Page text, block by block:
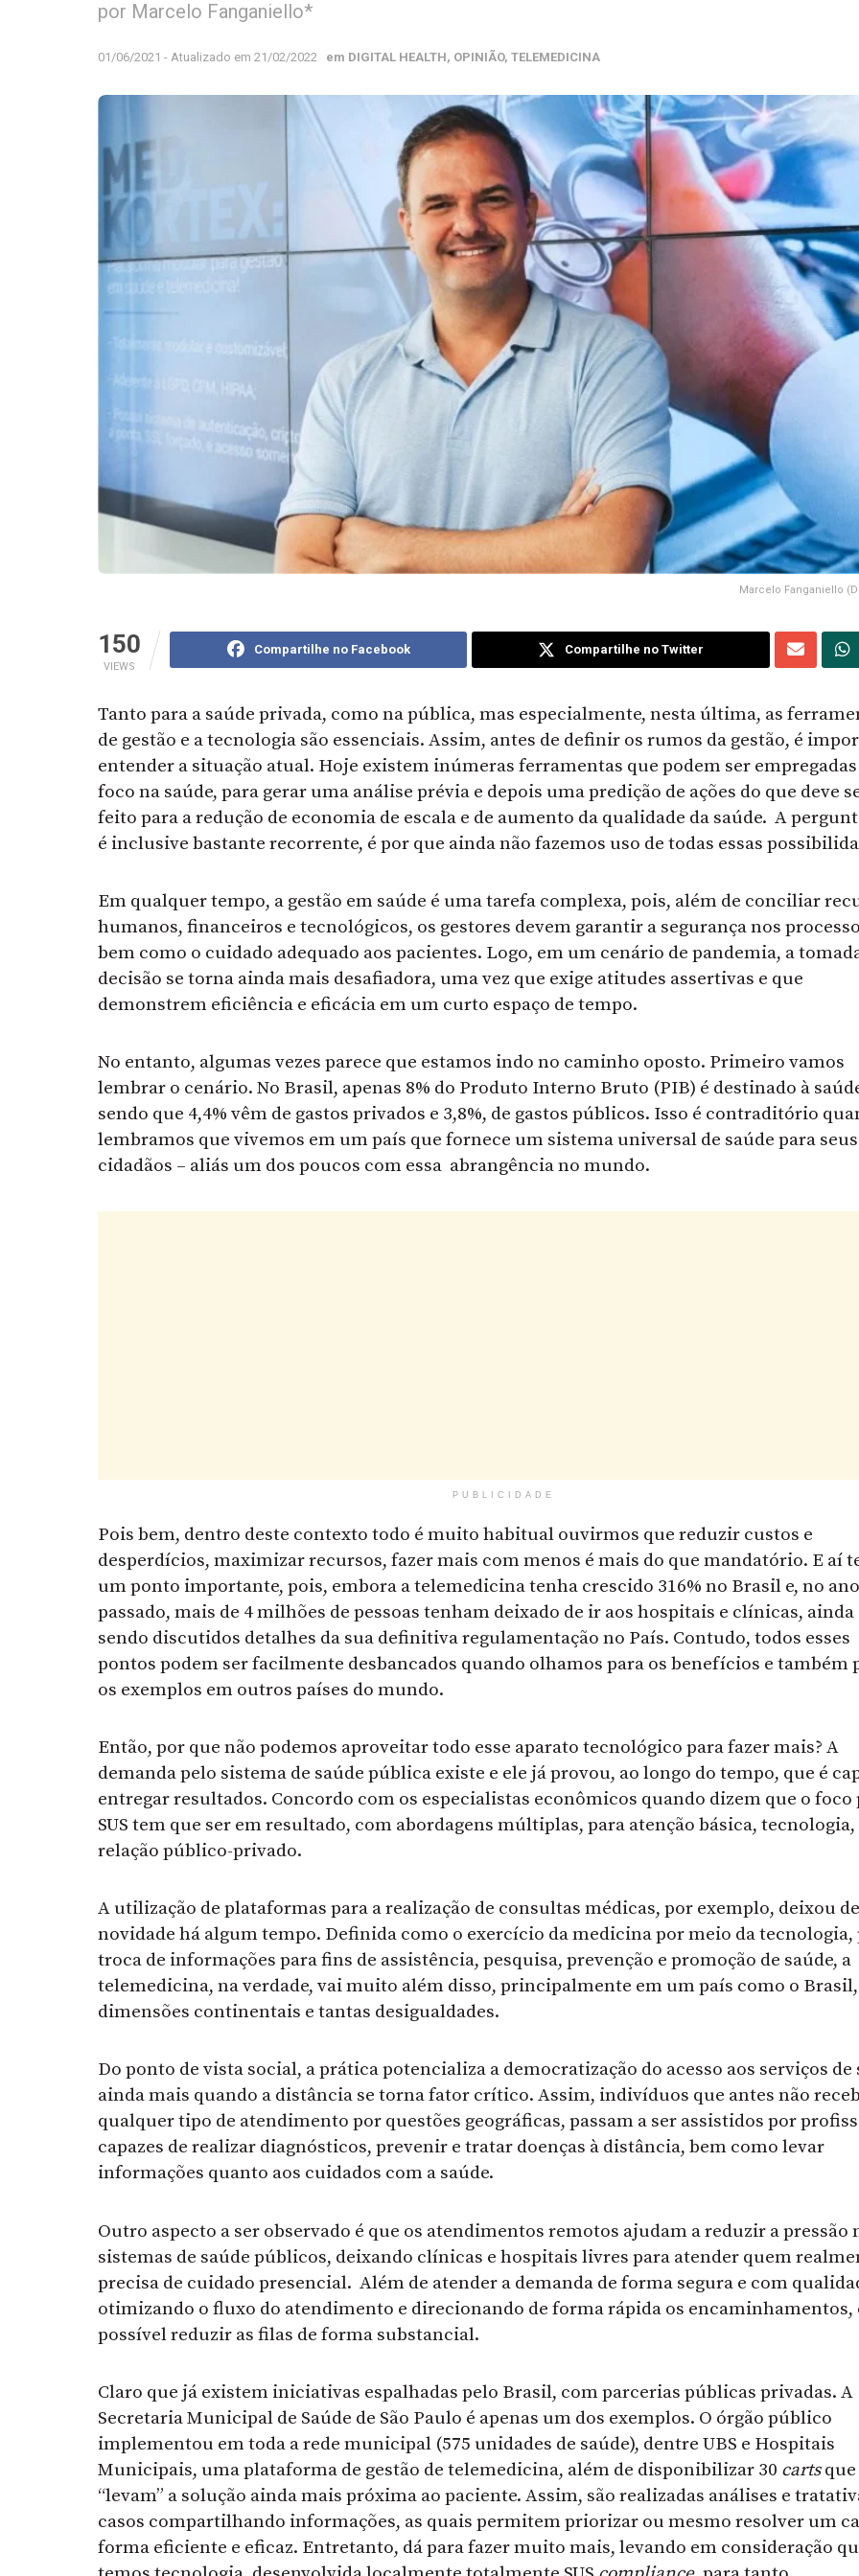
por Marcelo Fanganiello*
01/06/2021 - Atualizado em 21/02/2022 em DIGITAL HEALTH, OPINIÃO, TELEMEDICINA
Marcelo Fanganiello
150
VIEWS
Compartilhe no Facebook Compartilhe no Twitter
Tanto para a saúde privada, como na pública, mas especialmente, nesta última, as
de gestão e a tecnologia são essenciais. Assim, antes de definir os rumos da gestão, é
entender a situação atual. Hoje existem inúmeras ferramentas que podem ser
foco na saúde, para gerar uma análise prévia e depois uma predição de ações do que deve
feito para a redução de economia de escala e de aumento da qualidade da saúde. A
é inclusive bastante recorrente, é por que ainda não fazemos uso de todas essas
Em qualquer tempo, a gestão em saúde é uma tarefa complexa, pois, além de conciliar
humanos, financeiros e tecnológicos, os gestores devem garantir a segurança nos
bem como o cuidado adequado aos pacientes. Logo, em um cenário de pandemia, a
decisão se torna ainda mais desafiadora, uma vez que exige atitudes assertivas e que
demonstrem eficiência e eficácia em um curto espaço de tempo.
No entanto, algumas vezes parece que estamos indo no caminho oposto. Primeiro vamos
lembrar o cenário. No Brasil, apenas 8% do Produto Interno Bruto (PIB) é destinado à
sendo que 4,4% vêm de gastos privados e 3,8%, de gastos públicos. Isso é contraditório
lembramos que vivemos em um país que fornece um sistema universal de saúde para seus
cidadãos – aliás um dos poucos com essa abrangência no mundo.
PUBLICIDADE
Pois bem, dentro deste contexto todo é muito habitual ouvirmos que reduzir custos e
desperdícios, maximizar recursos, fazer mais com menos é mais do que mandatório. E aí
um ponto importante, pois, embora a telemedicina tenha crescido 316% no Brasil e, no ano
passado, mais de 4 milhões de pessoas tenham deixado de ir aos hospitais e clínicas, ainda
sendo discutidos detalhes da sua definitiva regulamentação no País. Contudo, todos esses
pontos podem ser facilmente desbancados quando olhamos para os benefícios e também
os exemplos em outros países do mundo.
Então, por que não podemos aproveitar todo esse aparato tecnológico para fazer mais? A
demanda pelo sistema de saúde pública existe e ele já provou, ao longo do tempo, que é
entregar resultados. Concordo com os especialistas econômicos quando dizem que o foco
SUS tem que ser em resultado, com abordagens múltiplas, para atenção básica, tecnologia,
relação público-privado.
A utilização de plataformas para a realização de consultas médicas, por exemplo, deixou
novidade há algum tempo. Definida como o exercício da medicina por meio da tecnologia,
troca de informações para fins de assistência, pesquisa, prevenção e promoção de saúde, a
telemedicina, na verdade, vai muito além disso, principalmente em um país como o
dimensões continentais e tantas desigualdades.
Do ponto de vista social, a prática potencializa a democratização do acesso aos serviços de
ainda mais quando a distância se torna fator crítico. Assim, indivíduos que antes não
qualquer tipo de atendimento por questões geográficas, passam a ser assistidos por
capazes de realizar diagnósticos, prevenir e tratar doenças à distância, bem como levar
informações quanto aos cuidados com a saúde.
Outro aspecto a ser observado é que os atendimentos remotos ajudam a reduzir a pressão
sistemas de saúde públicos, deixando clínicas e hospitais livres para atender quem
precisa de cuidado presencial. Além de atender a demanda de forma segura e com
otimizando o fluxo do atendimento e direcionando de forma rápida os encaminhamentos,
possível reduzir as filas de forma substancial.
Claro que já existem iniciativas espalhadas pelo Brasil, com parcerias públicas privadas. A
Secretaria Municipal de Saúde de São Paulo é apenas um dos exemplos. O órgão público
implementou em toda a rede municipal (575 unidades de saúde), dentre UBS e Hospitais
Municipais, uma plataforma de gestão de telemedicina, além de disponibilizar 30 cartsque
“levam” a solução ainda mais próxima ao paciente. Assim, são realizadas análises e
casos compartilhando informações, as quais permitem priorizar ou mesmo resolver um
forma eficiente e eficaz. Entretanto, dá para fazer muito mais, levando em consideração